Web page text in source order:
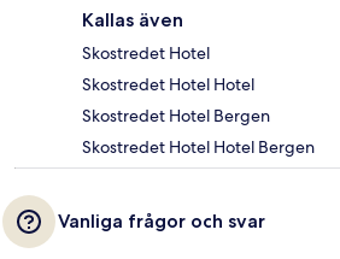
Kallas även
Skostredet Hotel
Skostredet Hotel Hotel
Skostredet Hotel Bergen
Skostredet Hotel Hotel Bergen
Vanliga frågor och svar